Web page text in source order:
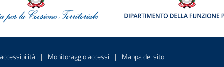
una nuova finestraSito interno - Apre in una nuova finestra
Monitoraggio accessi Sito interno - Apre in una nuova
Mappa del sitoSito interno - Apre